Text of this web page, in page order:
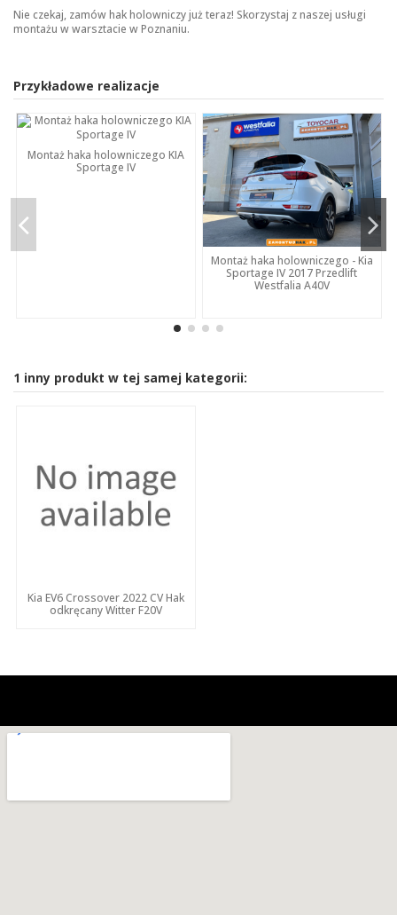
Nie czekaj, zamów hak holowniczy już teraz! Skorzystaj z naszej usługi
montażu w warsztacie w Poznaniu.
Przykładowe realizacje
Montaż haka holowniczego KIA
Sportage IV
Montaż haka holowniczego - Kia
Sportage IV 2017 Przedlift
Westfalia A40V
1 inny produkt w tej samej kategorii:
Kia EV6 Crossover 2022 CV Hak
odkręcany Witter F20V